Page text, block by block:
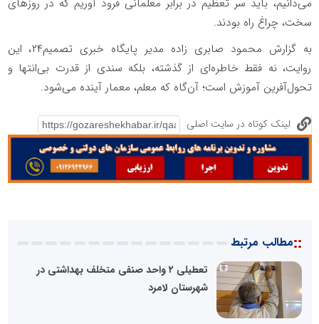
سخت، چراغ راه بودند.
به گزارش محمود صابری زاده مدیر پایگاه خبری تصمیم۲۴، این
روایت، نه فقط خاطره‌ای از گذشته، بلکه سندی از قدرت بی‌انتها و
تحول‌آفرین آموزش است؛ آن‌گاه که معلم، معمار آینده می‌شود.
لینک کوتاه در سایت اصلی
::مطالب مرتبط
تعطیلی ٢ واحد صنفی متخلف بهداشتی در
شهرستان لامرد